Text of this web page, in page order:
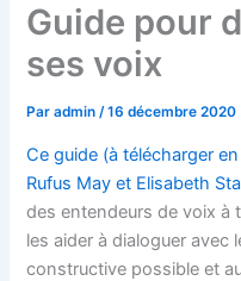
Guide pour
ses voix
Paradmin/16 décembre 2020
Ce guide (à télécharger
Rufus May et Elisabeth
des entendeurs de voix à
les aider à dialoguer avec
constructive possible et